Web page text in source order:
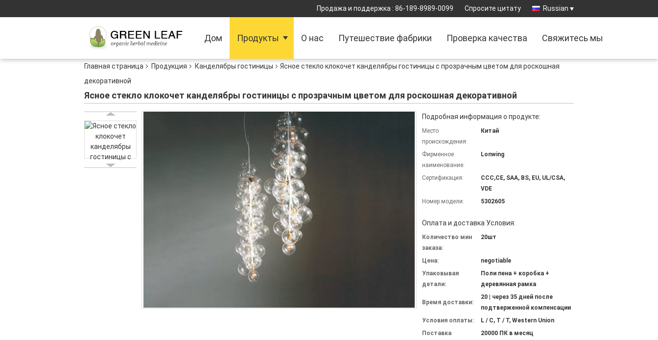
Продажа и поддержка : 86-189-8989-0099 Спросите цитату Russian
Дом Продукты О нас Путешествие фабрики Проверка качества Свяжитесь мы
Главная страница Продукция Канделябры гостиницы
Ясное стекло клокочет канделябры гостиницы с прозрачным цветом для роскошная
декоративной
Ясное стекло клокочет канделябры гостиницы с прозрачным цветом для роскошная декоративной
Подробная информация о продукте:
Место
происхождения:
Китай
Фирменное
наименование:
Lonwing
Сертификация:
CCC,CE, SAA, BS, EU, UL/CSA,
VDE
Номер модели:
5302605
Оплата и доставка Условия:
Количество мин
заказа:
20шт
Цена:
negotiable
Упаковывая
детали:
Поли пена + коробка +
деревянная рамка
Время доставки:
20 | через 35 дней после
подтверженной компенсации
Условия оплаты:
L / C, T / T, Western Union
Поставка
20000 ПК в месяц